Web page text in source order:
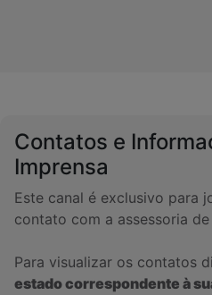
Contatos e
Imprensa
Este canal é exclusivo para
contato com a assessoria
Para visualizar os contatos
estado correspondente à